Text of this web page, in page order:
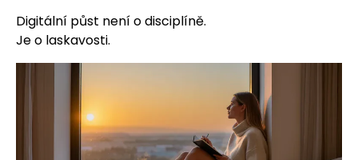
Digitální půst není o disciplíně.
Je o laskavosti.